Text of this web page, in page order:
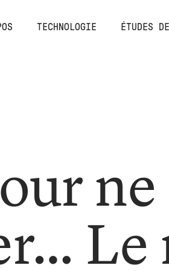
TECHNOLOGIE ÉTUDES
Le